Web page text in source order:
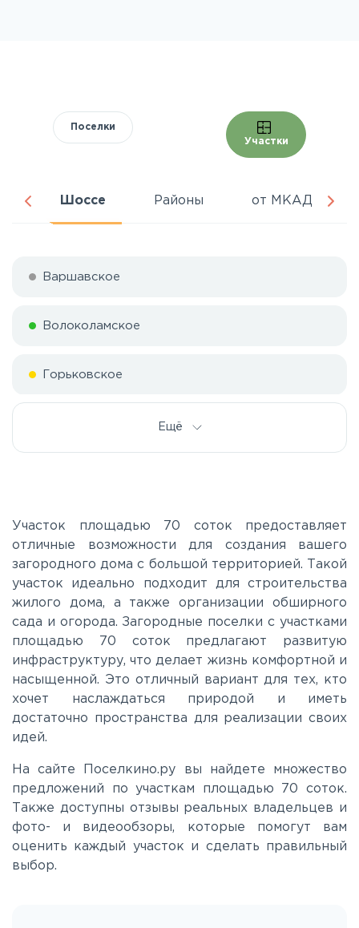
Поселки
Участки
Шоссе Районы от МКАД
Варшавское
Волоколамское
Горьковское
Калужское
Каширское
Киевское
Ленинградское
Лихачевское
Минское
Можайское
Новорижское
Ещё
Участок площадью 70 соток предоставляет
отличные возможности для создания вашего
загородного дома с большой территорией. Такой
участок идеально подходит для строительства
жилого дома, а также организации обширного
сада и огорода. Загородные поселки с участками
площадью 70 соток предлагают развитую
инфраструктуру, что делает жизнь комфортной и
насыщенной. Это отличный вариант для тех, кто
хочет наслаждаться природой и иметь
достаточно пространства для реализации своих
идей.
На сайте Поселкино.ру вы найдете множество
предложений по участкам площадью 70 соток.
Также доступны отзывы реальных владельцев и
фото- и видеообзоры, которые помогут вам
оценить каждый участок и сделать правильный
выбор.